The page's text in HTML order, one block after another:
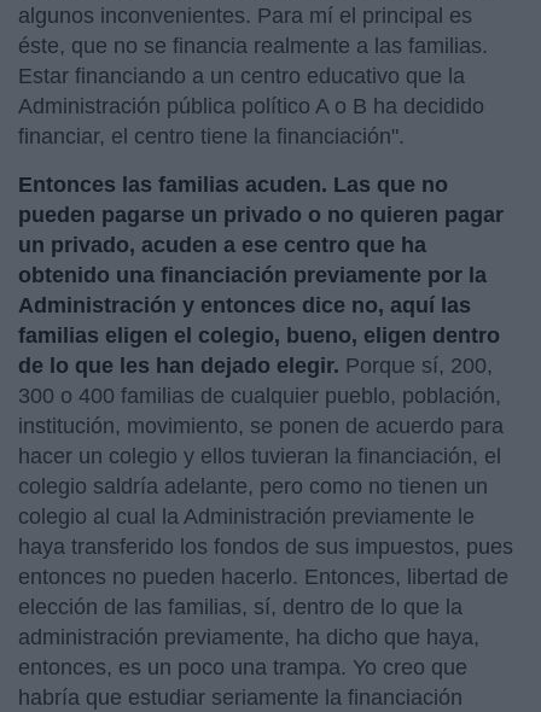
algunos inconvenientes. Para mí el principal es
éste, que no se financia realmente a las familias.
Estar financiando a un centro educativo que la
Administración pública político A o B ha decidido
financiar, el centro tiene la financiación".
Entonces las familias acuden. Las que no
pueden pagarse un privado o no quieren pagar
un privado, acuden a ese centro que ha
obtenido una financiación previamente por la
Administración y entonces dice no, aquí las
familias eligen el colegio, bueno, eligen dentro
de lo que les han dejado elegir. Porque sí, 200,
300 o 400 familias de cualquier pueblo, población,
institución, movimiento, se ponen de acuerdo para
hacer un colegio y ellos tuvieran la financiación, el
colegio saldría adelante, pero como no tienen un
colegio al cual la Administración previamente le
haya transferido los fondos de sus impuestos, pues
entonces no pueden hacerlo. Entonces, libertad de
elección de las familias, sí, dentro de lo que la
administración previamente, ha dicho que haya,
entonces, es un poco una trampa. Yo creo que
habría que estudiar seriamente la financiación